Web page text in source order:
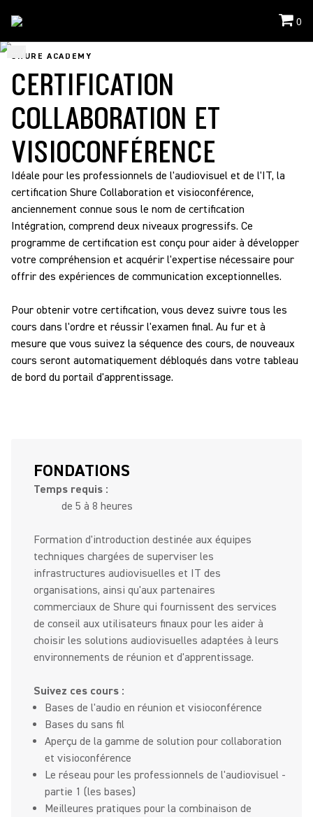
0
Parcours De Formation Et De Certification
SHURE ACADEMY
CERTIFICATION
COLLABORATION ET
VISIOCONFÉRENCE
Idéale pour les professionnels de l'audiovisuel et de l'IT, la
certification Shure Collaboration et visioconférence,
anciennement connue sous le nom de certification
Intégration, comprend deux niveaux progressifs. Ce
programme de certification est conçu pour aider à développer
votre compréhension et acquérir l'expertise nécessaire pour
offrir des expériences de communication exceptionnelles.
Pour obtenir votre certification, vous devez suivre tous les
cours dans l'ordre et réussir l'examen final. Au fur et à
mesure que vous suivez la séquence des cours, de nouveaux
cours seront automatiquement débloqués dans votre tableau
de bord du portail d'apprentissage.
FONDATIONS
Temps requis :
de 5 à 8 heures
Formation d'introduction destinée aux équipes
techniques chargées de superviser les
infrastructures audiovisuelles et IT des
organisations, ainsi qu'aux partenaires
commerciaux de Shure qui fournissent des services
de conseil aux utilisateurs finaux pour les aider à
choisir les solutions audiovisuelles adaptées à leurs
environnements de réunion et d'apprentissage.
Suivez ces cours :
Bases de l'audio en réunion et visioconférence
Bases du sans fil
Aperçu de la gamme de solution pour collaboration
et visioconférence
Le réseau pour les professionnels de l'audiovisuel -
partie 1 (les bases)
Meilleures pratiques pour la combinaison de